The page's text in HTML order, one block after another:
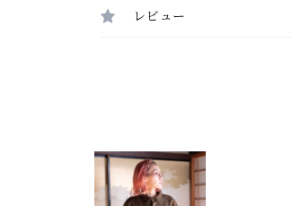
レビュー